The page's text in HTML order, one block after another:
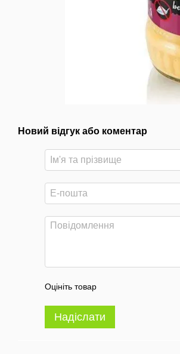
Новий відгук або коментар
Оцініть товар
Надіслати